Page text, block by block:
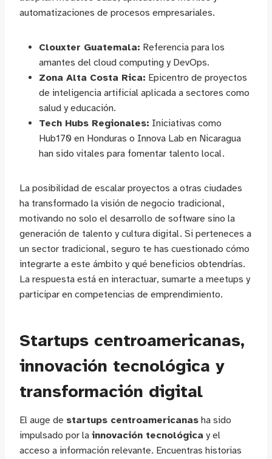
automatizaciones de procesos empresariales.
Clouxter Guatemala: Referencia para los
amantes del cloud computing y DevOps.
Zona Alta Costa Rica: Epicentro de proyectos
de inteligencia artificial aplicada a sectores como
salud y educación.
Tech Hubs Regionales: Iniciativas como
Hub170 en Honduras o Innova Lab en Nicaragua
han sido vitales para fomentar talento local.
La posibilidad de escalar proyectos a otras ciudades
ha transformado la visión de negocio tradicional,
motivando no solo el desarrollo de software sino la
generación de talento y cultura digital. Si perteneces a
un sector tradicional, seguro te has cuestionado cómo
integrarte a este ámbito y qué beneficios obtendrías.
La respuesta está en interactuar, sumarte a meetups y
participar en competencias de emprendimiento.
Startups centroamericanas,
innovación tecnológica y
transformación digital
El auge de startups centroamericanas ha sido
impulsado por la innovación tecnológica y el
acceso a información relevante. Encuentras historias